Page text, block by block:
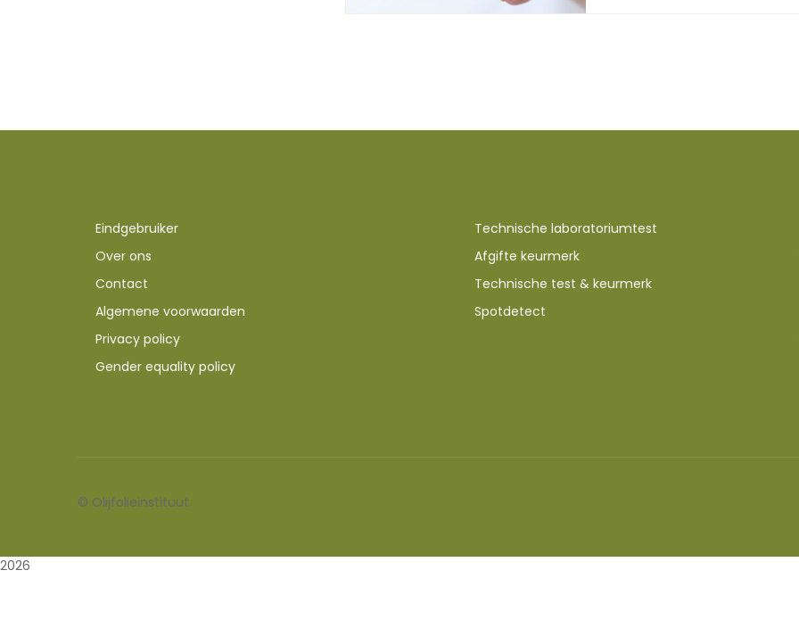
Eindgebruiker
Over ons
Contact
Algemene voorwaarden
Privacy policy
Gender equality policy
Technische laboratoriumtest
Afgifte keurmerk
Technische test & keurmerk
Spotdetect
© Olijfolieinstituut
2026